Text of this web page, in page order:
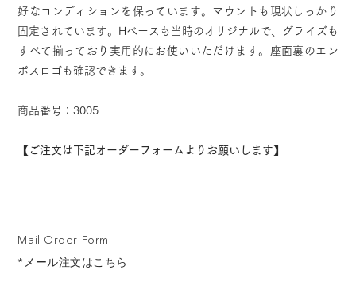
Mail Order Form
*メール注文はこちら
好なコンディションを保っています。マウントも現状しっかり
固定されています。Hベースも当時のオリジナルで、グライズも
すべて揃っており実用的にお使いいただけます。座面裏のエン
ボスロゴも確認できます。
商品番号：3005
【ご注文は下記オーダーフォームよりお願いします】